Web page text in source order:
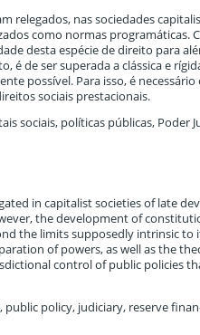
relegados, nas sociedades
como normas
desta espécie de direito para
é de ser superada a clássica e
possível. Para isso, é
sociais prestacionais.
sociais, políticas públicas, Poder
in capitalist societies of late
the development of
the limits supposedly intrinsic to
of powers, as well as the
control of public policies
policy, judiciary, reserve